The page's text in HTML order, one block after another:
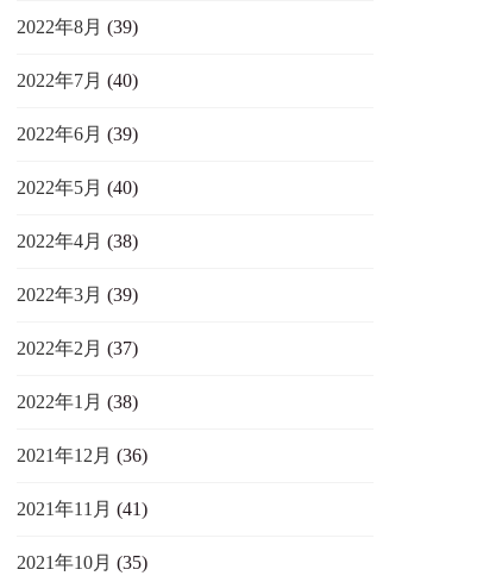
2022年8月 (39)
2022年7月 (40)
2022年6月 (39)
2022年5月 (40)
2022年4月 (38)
2022年3月 (39)
2022年2月 (37)
2022年1月 (38)
2021年12月 (36)
2021年11月 (41)
2021年10月 (35)